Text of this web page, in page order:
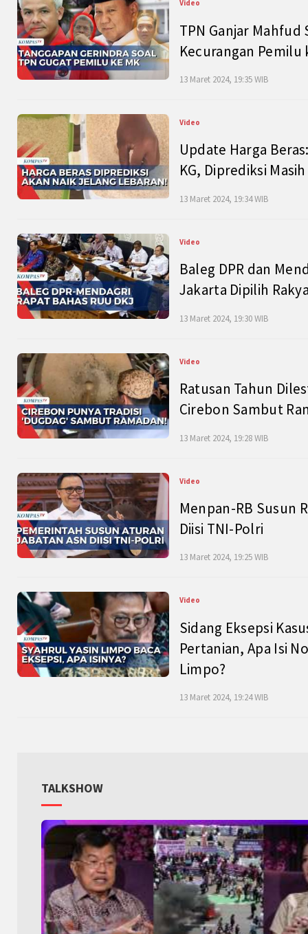
Video
TPN Ganjar Mahfud
Kecurangan Pemilu
13 Maret 2024, 19:35 WIB
Video
Update Harga
KG, Diprediksi
13 Maret 2024, 19:34 WIB
Video
Baleg DPR dan
Jakarta Dipilih
13 Maret 2024, 19:30 WIB
Video
Ratusan Tahun
Cirebon Sambut
13 Maret 2024, 19:28 WIB
Video
Menpan-RB Susun
Diisi TNI-Polri
13 Maret 2024, 19:25 WIB
Video
Sidang Eksepsi
Pertanian, Apa Isi
Limpo?
13 Maret 2024, 19:24 WIB
TALKSHOW